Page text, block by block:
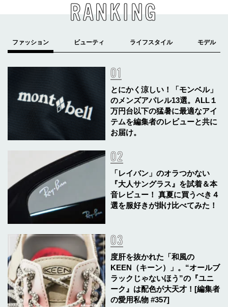
RANKING
とにかく涼しい！「モンベル」
のメンズアパレル13選。ALL１
万円台以下の猛暑に最適なアイ
テムを編集者のレビューと共に
お届け。
「レイバン」のオラつかない
『大人サングラス』を試着＆本
音レビュー！ 真夏に買うべき４
選を服好きが掛け比べてみた！
度肝を抜かれた「和風の
KEEN（キーン）」。“オールブ
ラックじゃないほう”の『ユニ
ーク』は配色が大天才！[編集者
の愛用私物 #357]